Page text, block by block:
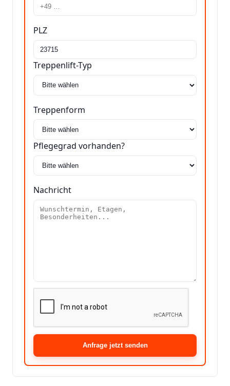
PLZ
Treppenlift-Typ
Treppenform
Pflegegrad vorhanden?
Nachricht
Anfrage jetzt senden